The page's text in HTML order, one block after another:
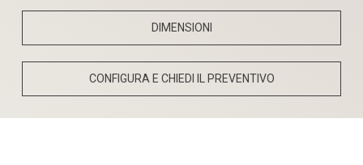
DIMENSIONI
CONFIGURA E CHIEDI IL PREVENTIVO